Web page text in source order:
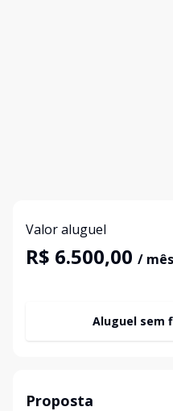
Valor aluguel
R$ 6.500,00 / mês
Aluguel sem
Proposta